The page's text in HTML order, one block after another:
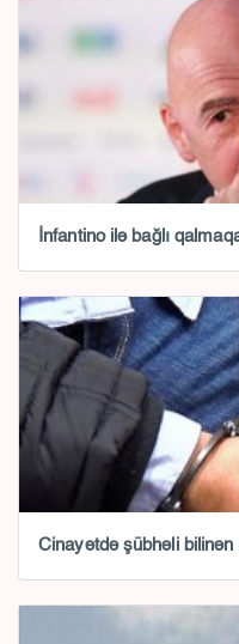
İnfantino ilə bağlı
Cinayətdə şübhəli bilinən